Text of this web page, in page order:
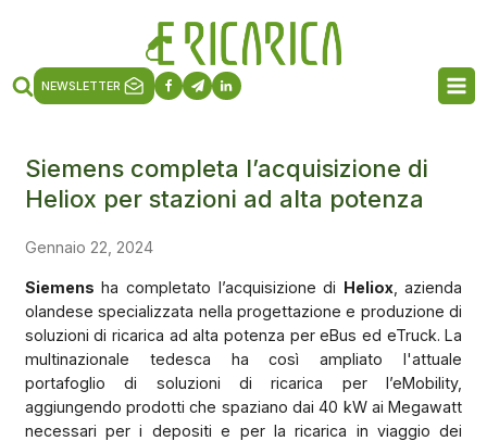
NEWSLETTER
Siemens completa l’acquisizione di
Heliox per stazioni ad alta potenza
Gennaio 22, 2024
Siemens ha completato l’acquisizione di Heliox, azienda
olandese specializzata nella progettazione e produzione di
soluzioni di ricarica ad alta potenza per eBus ed eTruck. La
multinazionale tedesca ha così ampliato l'attuale
portafoglio di soluzioni di ricarica per l’eMobility,
aggiungendo prodotti che spaziano dai 40 kW ai Megawatt
necessari per i depositi e per la ricarica in viaggio dei